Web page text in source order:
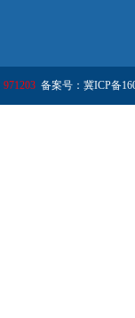
971203 备案号：冀ICP备